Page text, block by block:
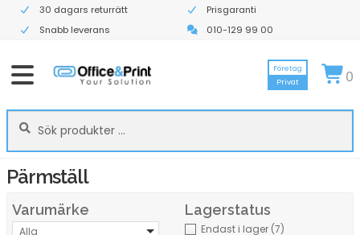
30 dagars returrätt
Prisgaranti
Snabb leverans
010-129 99 00
Sök
efter:
Sök
Företag
Privat
0
Pärmställ
Varumärke
Alla
Lagerstatus
Endast i lager (7)